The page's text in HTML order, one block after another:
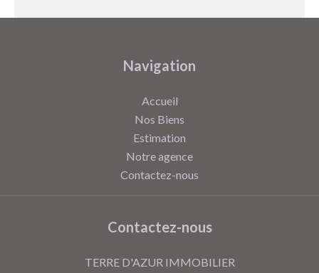
Navigation
Accueil
Nos Biens
Estimation
Notre agence
Contactez-nous
Contactez-nous
TERRE D'AZUR IMMOBILIER